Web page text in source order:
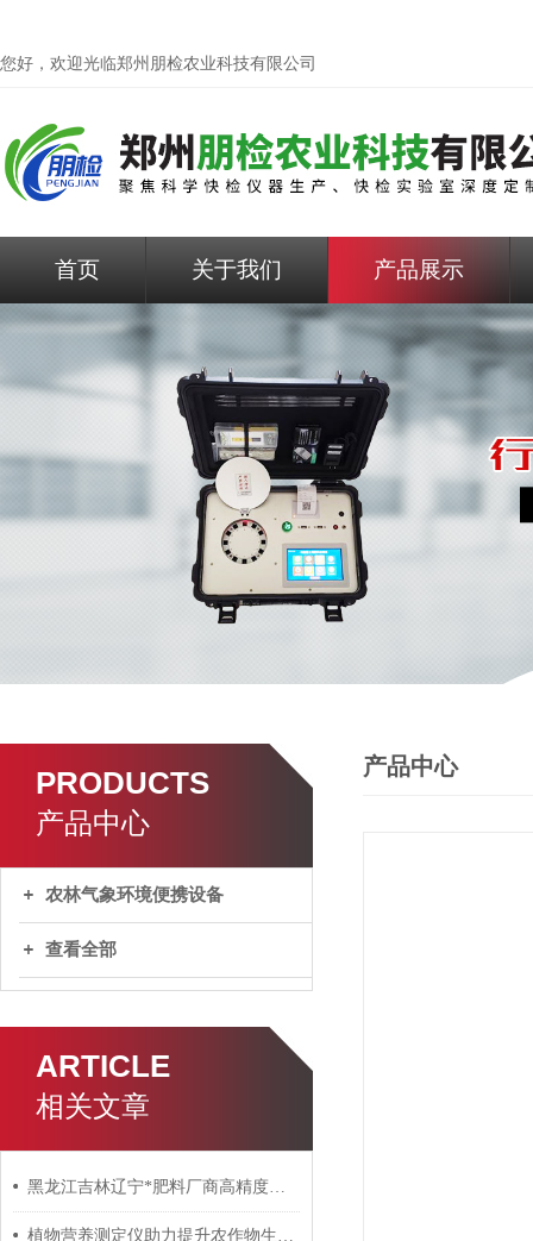
您好，欢迎光临郑州朋检农业科技有限公司
首页 关于我们 产品展示
PRODUCTS
产品中心
农林气象环境便携设备
查看全部
ARTICLE
相关文章
黑龙江吉林辽宁*肥料厂商高精度肥料元素检测仪
植物营养测定仪助力提升农作物生长与产量
产品中心